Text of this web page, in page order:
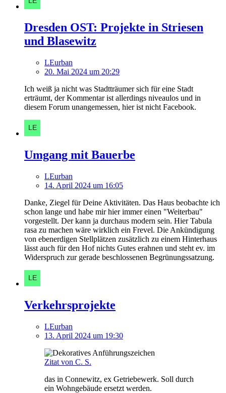
Dresden OST: Projekte in Striesen
und Blasewitz
LEurban
20. Mai 2024 um 20:29
Ich weiß ja nicht was Stadtträumer sich für eine Stadt
erträumt, der Kommentar ist allerdings niveaulos und in
diesem Forum unangemessen, hier ist nicht Facebook.
Umgang mit Bauerbe
LEurban
14. April 2024 um 16:05
Danke, Ziegel für Deine Aktivitäten. Das Haus beobachte ich
schon lange und habe mir hier immer einen "Weiterbau"
vorgestellt. Der kann ja durchaus modern sein. Hier Tabula
rasa zu machen wäre wirklich ein Frevel. Die Ankündigung
von ebenerdigen Stellplätzen zusätzlich zu einem Hinterhaus
lässt auch für den Hof nichts Gutes erahnen und steht ev. im
Widerspruch zur gerade beschlossenen Begrünungssatzung.
Verkehrsprojekte
LEurban
13. April 2024 um 19:30
Zitat von C. S.
das in Connewitz, ex Getriebewerk. Soll durch
ein Wohngebäude ersetzt werden.